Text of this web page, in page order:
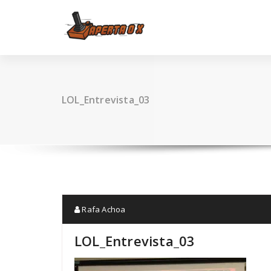
LOL_Entrevista_03
Rafa Achoa
LOL_Entrevista_03